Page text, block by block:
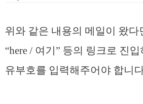
위와 같은 내용의 메일이 왔다
“here / 여기” 등의 링크로 진
유부호를 입력해주어야 합니